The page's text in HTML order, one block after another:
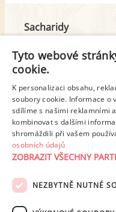
Sacharidy
z toho cukr
Tuk
z toho nas.
PODMÍNKY UŽITÍ ZÁSADY
Tyto webové
cookie.
K personalizaci obsahu,
soubory cookie. Informace o
sdílíme s našimi reklamními
kombinovat s dalšími
shromáždili při vašem
osobních údajů
ZOBRAZIT VŠECHNY
NEZBYTNĚ NUTNÉ